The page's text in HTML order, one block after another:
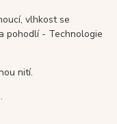
vlhkost se
pohodlí - Technologie
nití.